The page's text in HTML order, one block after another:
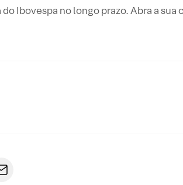
Ibovespa no longo prazo. Abra a sua